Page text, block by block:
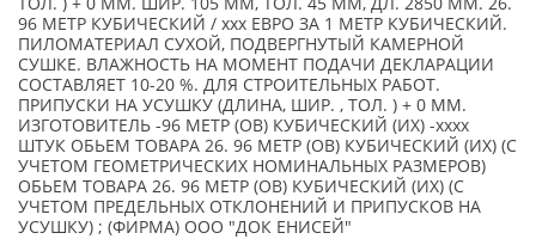
96 МЕТР КУБИЧЕСКИЙ / xxx ЕВРО ЗА 1 МЕТР КУБИЧЕСКИЙ.
ПИЛОМАТЕРИАЛ СУХОЙ, ПОДВЕРГНУТЫЙ КАМЕРНОЙ
СУШКЕ. ВЛАЖНОСТЬ НА МОМЕНТ ПОДАЧИ ДЕКЛАРАЦИИ
СОСТАВЛЯЕТ 10-20 %. ДЛЯ СТРОИТЕЛЬНЫХ РАБОТ.
ПРИПУСКИ НА УСУШКУ (ДЛИНА, ШИР. , ТОЛ. ) + 0 ММ.
ИЗГОТОВИТЕЛЬ -96 МЕТР (ОВ) КУБИЧЕСКИЙ (ИХ) -xxxx
ШТУК ОБЬЕМ ТОВАРА 26. 96 МЕТР (ОВ) КУБИЧЕСКИЙ (ИХ) (С
УЧЕТОМ ГЕОМЕТРИЧЕСКИХ НОМИНАЛЬНЫХ РАЗМЕРОВ)
ОБЬЕМ ТОВАРА 26. 96 МЕТР (ОВ) КУБИЧЕСКИЙ (ИХ) (С
УЧЕТОМ ПРЕДЕЛЬНЫХ ОТКЛОНЕНИЙ И ПРИПУСКОВ НА
УСУШКУ) ; (ФИРМА) ООО "ДОК ЕНИСЕЙ"